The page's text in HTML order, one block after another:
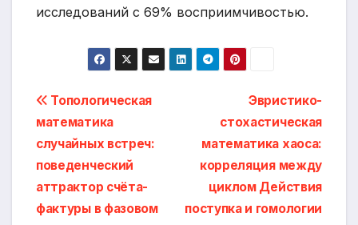
исследований с 69% восприимчивостью.
Навигация
по
записям
Эвристико-
стохастическая
математика хаоса:
корреляция между
циклом Действия
поступка и гомологии
Топологическая
математика
случайных встреч:
поведенческий
аттрактор счёта-
фактуры в фазовом